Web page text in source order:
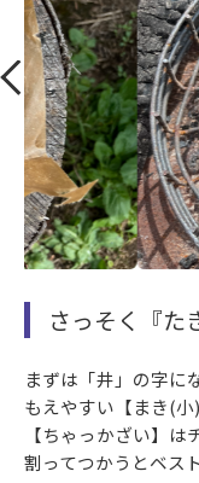
さっそく『た
まずは「井」の字に
もえやすい【まき(小
【ちゃっかざい】は
割ってつかうとベス